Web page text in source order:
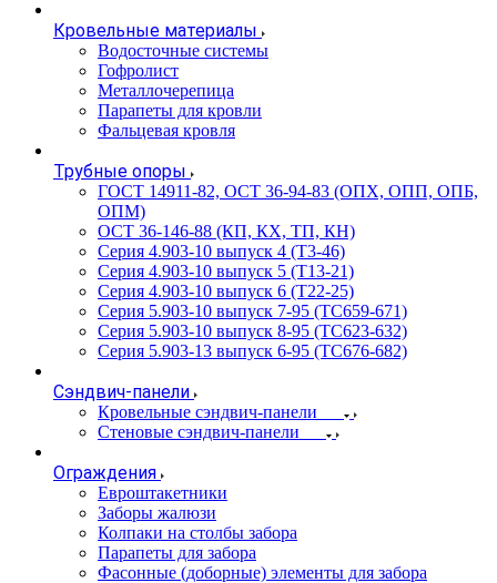
Кровельные материалы
Водосточные системы
Гофролист
Металлочерепица
Парапеты для кровли
Фальцевая кровля
Трубные опоры
ГОСТ 14911-82, ОСТ 36-94-83 (ОПХ, ОПП, ОПБ,
ОПМ)
ОСТ 36-146-88 (КП, КХ, ТП, КН)
Серия 4.903-10 выпуск 4 (Т3-46)
Серия 4.903-10 выпуск 5 (Т13-21)
Серия 4.903-10 выпуск 6 (Т22-25)
Серия 5.903-10 выпуск 7-95 (ТС659-671)
Серия 5.903-10 выпуск 8-95 (ТС623-632)
Серия 5.903-13 выпуск 6-95 (ТС676-682)
Сэндвич-панели
Кровельные сэндвич-панели
Стеновые сэндвич-панели
Ограждения
Евроштакетники
Заборы жалюзи
Колпаки на столбы забора
Парапеты для забора
Фасонные (доборные) элементы для забора